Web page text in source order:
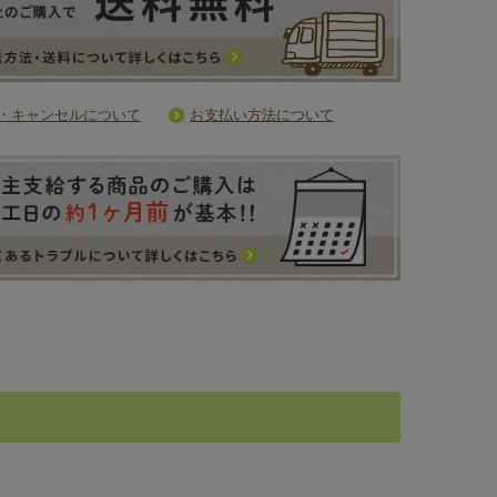
キャンセルについて お支払い方法について